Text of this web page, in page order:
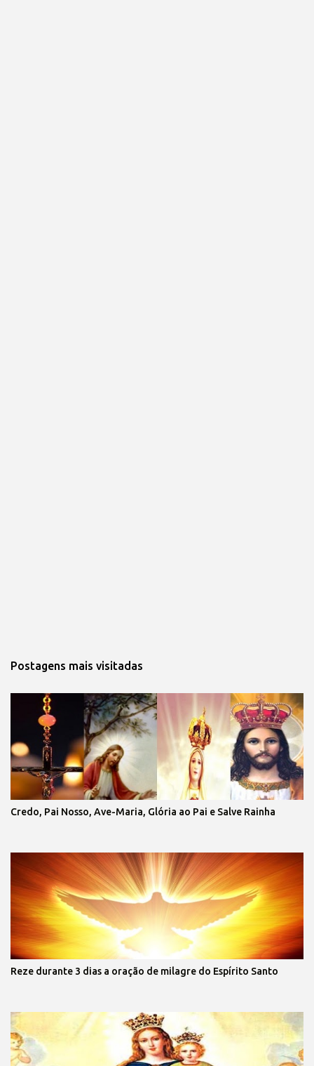
Postagens mais visitadas
Credo, Pai Nosso, Ave-Maria, Glória ao Pai e Salve Rainha
Reze durante 3 dias a oração de milagre do Espírito Santo